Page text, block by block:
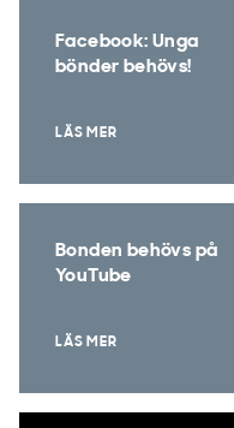
Facebook: Unga
bönder behövs!
LÄS MER
Bonden behövs på
YouTube
LÄS MER